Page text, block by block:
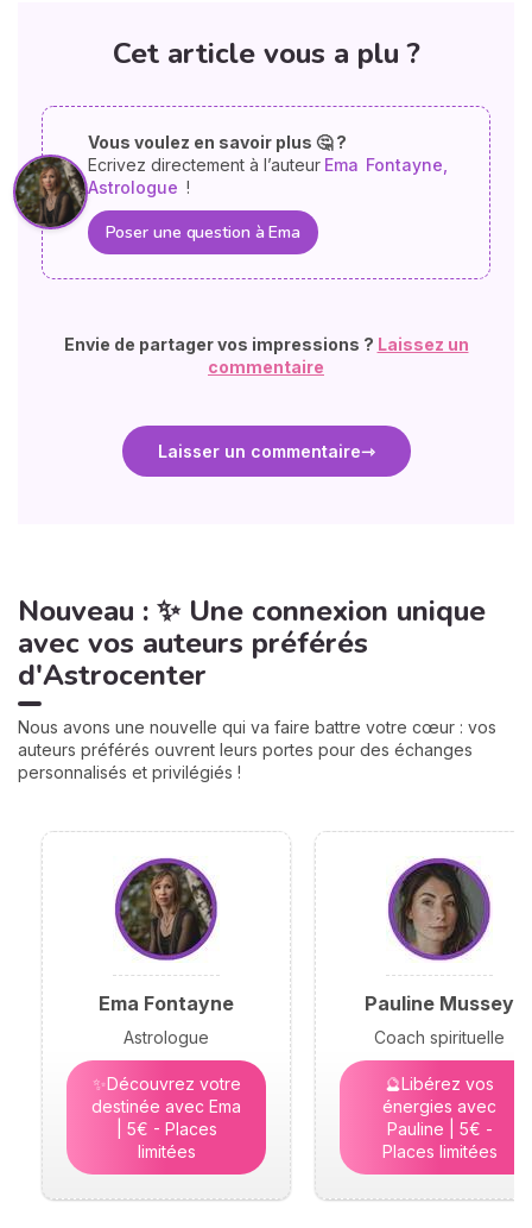
Cet article vous a plu ?
Vous voulez en savoir plus 🤔 ?
Ecrivez directement à l’auteur Ema Fontayne,
Astrologue !
Poser une question à Ema
Envie de partager vos impressions ? Laissez un
commentaire
Laisser un commentaire
Nouveau : ✨ Une connexion unique
avec vos auteurs préférés
d'Astrocenter
Nous avons une nouvelle qui va faire battre votre cœur : vos
auteurs préférés ouvrent leurs portes pour des échanges
personnalisés et privilégiés !
Ema Fontayne
Astrologue
✨Découvrez votre
destinée avec Ema
| 5€ - Places
limitées
Pauline Mussey
Coach spirituelle
🔮Libérez vos
énergies avec
Pauline | 5€ -
Places limitées